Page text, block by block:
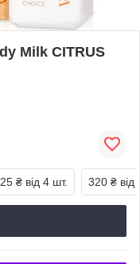
Milk CITRUS
₴ від 4 шт. 320 ₴ від